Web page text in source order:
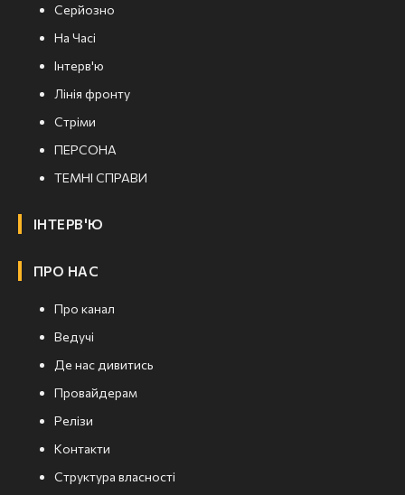
Серйозно
На Часі
Інтерв'ю
Лінія фронту
Стріми
ПЕРСОНА
ТЕМНІ СПРАВИ
ІНТЕРВ'Ю
ПРО НАС
Про канал
Ведучі
Де нас дивитись
Провайдерам
Релізи
Контакти
Структура власності